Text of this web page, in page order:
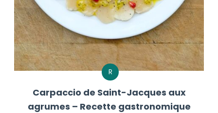
R
Carpaccio de Saint-Jacques aux
agrumes – Recette gastronomique